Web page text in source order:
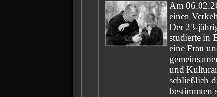
Am
einen
Der 23-
studierte in
eine Frau
und
schließlich
bestimmten